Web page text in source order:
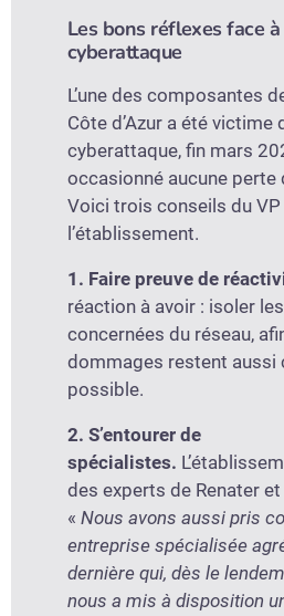
Les bons réflexes face à
cyberattaque
L’une des composantes
Côte d’Azur a été victime
cyberattaque, fin mars
occasionné aucune perte
Voici trois conseils du
l’établissement.
1. Faire preuve de
réaction à avoir : isoler
concernées du réseau,
dommages restent aussi
possible.
2. S’entourer de
spécialistes.
des experts de Renater et
« Nous avons aussi pris
entreprise spécialisée
dernière qui, dès le
nous a mis à disposition